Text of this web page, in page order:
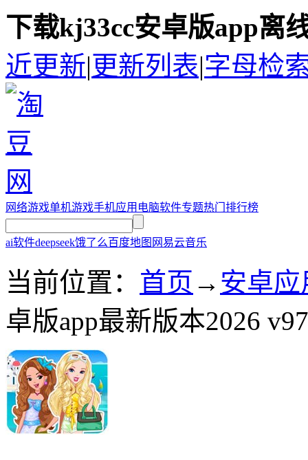
下载kj33cc安卓版app离
近更新|更新列表|字母检
网络游戏单机游戏手机应用 电脑软件专题热门排行榜
ai软件deepseek饿了么百度地图 网易云音乐
当前位置： 首页 → 安卓应
卓版app最新版本2026